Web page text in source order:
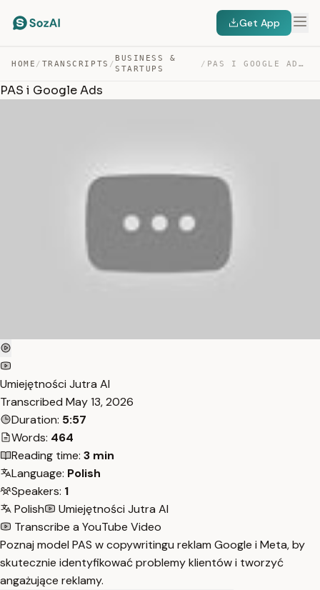
Get App
HOME / TRANSCRIPTS /
BUSINESS &
STARTUPS
/ PAS I GOOGLE ADS — TRANSCRIPT
PAS i Google Ads
Umiejętności Jutra AI
Transcribed May 13, 2026
Duration: 5:57
Words: 464
Reading time: 3 min
Language: Polish
Speakers: 1
Polish
Umiejętności Jutra AI
Transcribe a YouTube Video
Poznaj model PAS w copywritingu reklam Google i Meta, by
skutecznie identyfikować problemy klientów i tworzyć
angażujące reklamy.